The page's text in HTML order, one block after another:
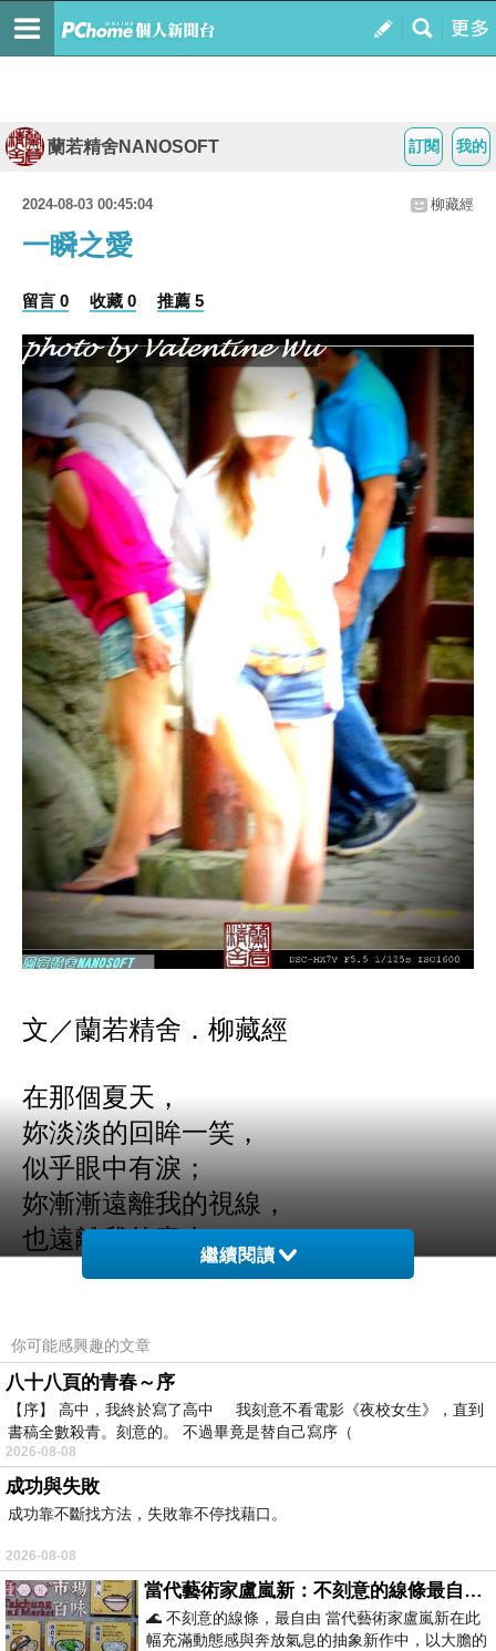
我的
訂閱
蘭若精舍NANOSOFT
2024-08-03 00:45:04 柳藏經
一瞬之愛
留言 0 收藏 0 推薦 5
文／蘭若精舍．柳藏經
在那個夏天，
妳淡淡的回眸一笑，
似乎眼中有淚；
妳漸漸遠離我的視線，
也遠離我的青春。
而我的心底也永遠騰出一塊租界地，
塵封冰凍，
但我知道妳就在那裡不曾離去！
（柳藏經于蘭若精舍2012/8/3）
上一篇：閒適
下一篇：無常
繼續閱讀
你可能感興趣的文章
八十八頁的青春～序
【序】 高中，我終於寫了高中 我刻意不看電影《夜校女生》，直到
書稿全數殺青。刻意的。 不過畢竟是替自己寫序（
2026-08-08
成功與失敗
成功靠不斷找方法，失敗靠不停找藉口。
2026-08-08
當代藝術家盧嵐新：不刻意的線條最自由，讓色彩流動、筆觸自己說話
🌊 不刻意的線條，最自由 當代藝術家盧嵐新在此
幅充滿動態感與奔放氣息的抽象新作中，以大膽的